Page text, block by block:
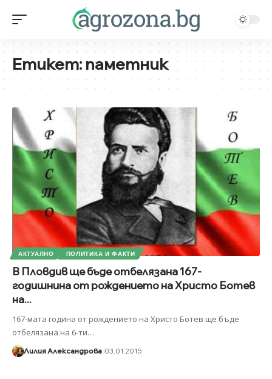
Етикет:паметник
АКТУАЛНО ПОЛИТИКА И ФАКТИ
В Пловдив ще бъде отбелязана 167-
годишнина от рождението на Христо Ботев
на...
167-мата година от рождението на Христо Ботев ще бъде
отбелязана на 6-ти…
Лилия Александрова 03.01.2015